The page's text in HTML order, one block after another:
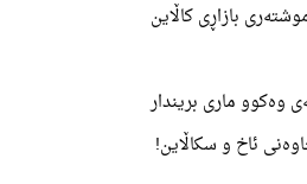
بازاڕی کاڵاین
وەکوو ماری بریندار
ئاخ و سکاڵاین!